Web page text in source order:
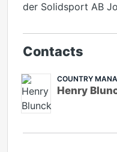
der Solidsport AB
Contacts
COUNTRY
Henry